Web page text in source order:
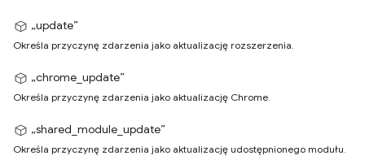
„update”
Określa przyczynę zdarzenia jako aktualizację rozszerzenia.
„chrome_update”
Określa przyczynę zdarzenia jako aktualizację Chrome.
„shared_module_update”
Określa przyczynę zdarzenia jako aktualizację udostępnionego modułu.